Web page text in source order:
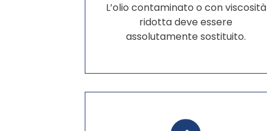
L’olio contaminato o con viscosità
ridotta deve essere
assolutamente sostituito.